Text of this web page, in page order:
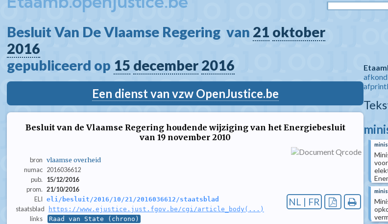
Besluit Van De Vlaamse Regering  van 21 oktober
2016
gepubliceerd op 15 december 2016
Een dienst van vzw OpenJustice.be
Besluit van de Vlaamse Regering houdende wijziging van het Energiebesluit
van 19 november 2010
bron vlaamse overheid
numac 2016036612
pub.
15/12/2016
prom. 21/10/2016
ELI eli/besluit/2016/10/21/2016036612/staatsblad
staatsblad https://www.ejustice.just.fgov.be/cgi/article_body(...)
links Raad van State (chrono)
NL | FR